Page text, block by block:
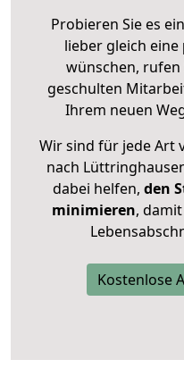
Probieren Sie es
lieber gleich eine
wünschen, rufen
geschulten
Ihrem neuen
Wir sind für jede Art
nach
dabei helfen, den
minimieren,
Kostenlose